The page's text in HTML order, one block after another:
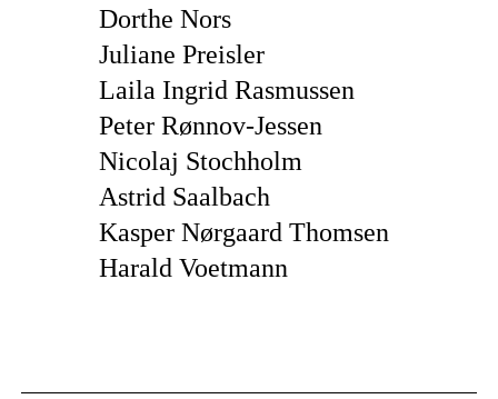
Dorthe Nors
Juliane Preisler
Laila Ingrid Rasmussen
Peter Rønnov-Jessen
Nicolaj Stochholm
Astrid Saalbach
Kasper Nørgaard Thomsen
Harald Voetmann